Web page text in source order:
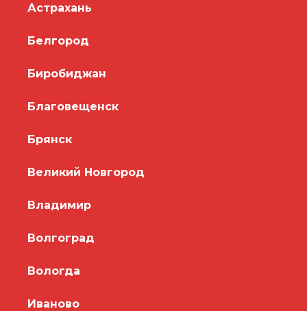
Астрахань
Белгород
Биробиджан
Благовещенск
Брянск
Великий Новгород
Владимир
Волгоград
Вологда
Иваново